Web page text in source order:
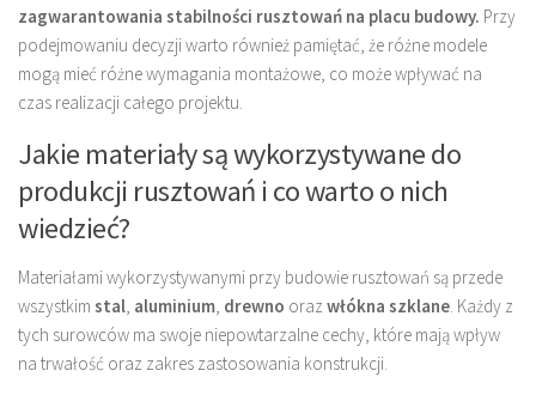
zagwarantowania stabilności rusztowań na placu budowy. Przy
podejmowaniu decyzji warto również pamiętać, że różne modele
mogą mieć różne wymagania montażowe, co może wpływać na
czas realizacji całego projektu.
Jakie materiały są wykorzystywane do
produkcji rusztowań i co warto o nich
wiedzieć?
Materiałami wykorzystywanymi przy budowie rusztowań są przede
wszystkim stal aluminium drewno oraz włókna szklane . Każdy z
tych surowców ma swoje niepowtarzalne cechy, które mają wpływ
na trwałość oraz zakres zastosowania konstrukcji.